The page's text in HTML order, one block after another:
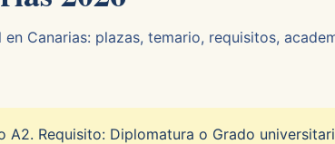
Canarias: plazas, temario, requisitos,
Requisito: Diplomatura o Grado